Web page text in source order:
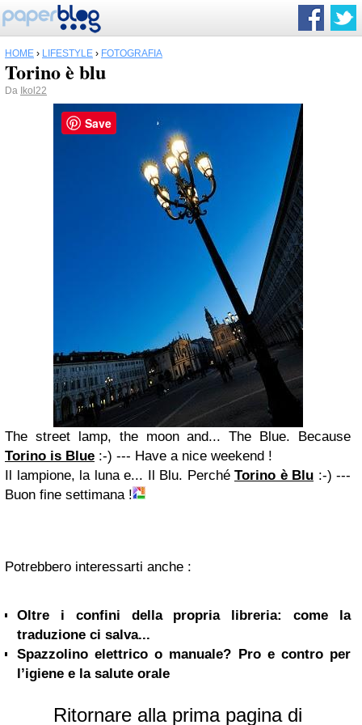
HOME › LIFESTYLE › FOTOGRAFIA
Torino è blu
Da Ikol22
The street lamp, the moon and... The Blue. Because
Torino is Blue :-) --- Have a nice weekend !
Il lampione, la luna e... Il Blu. Perché Torino è Blu :-) ---
Buon fine settimana !
Potrebbero interessarti anche :
Oltre i confini della propria libreria: come la
traduzione ci salva...
Spazzolino elettrico o manuale? Pro e contro per
l’igiene e la salute orale
Ritornare alla prima pagina di
Save